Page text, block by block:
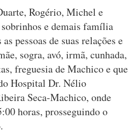
Rogério, Michel e
e demais família
pessoas de suas relações e
sogra, avó, irmã, cunhada,
freguesia de Machico e que
Hospital Dr. Nélio
Seca-Machico, onde
horas, prosseguindo o